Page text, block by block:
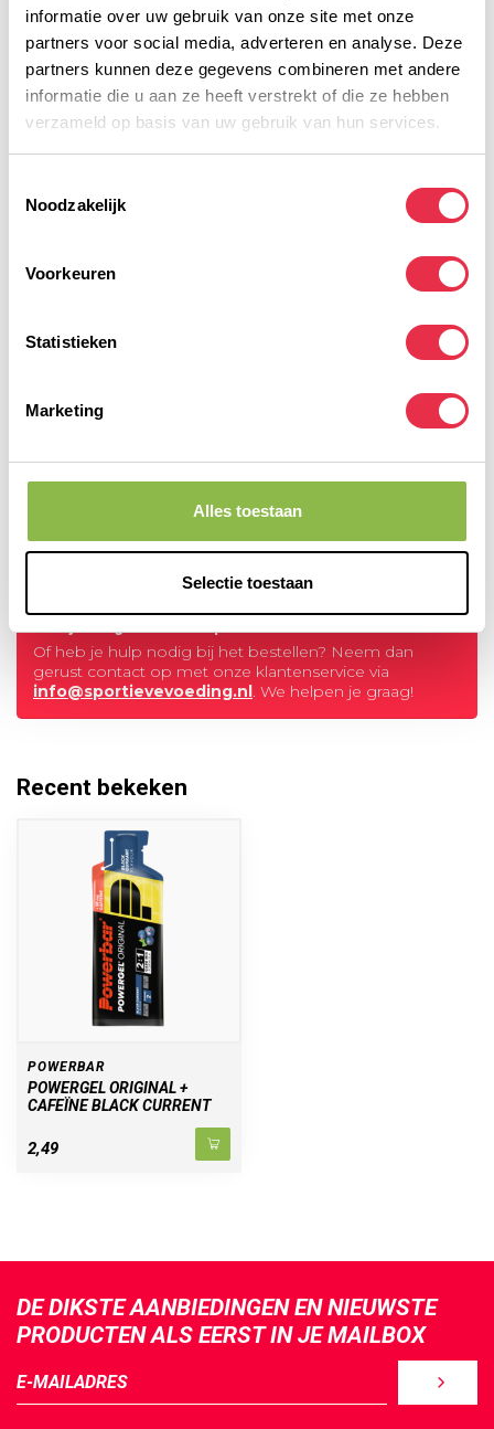
informatie over uw gebruik van onze site met onze
partners voor social media, adverteren en analyse. Deze
partners kunnen deze gegevens combineren met andere
informatie die u aan ze heeft verstrekt of die ze hebben
verzameld op basis van uw gebruik van hun services.
Noodzakelijk
Voorkeuren
Statistieken
Marketing
Alles toestaan
Selectie toestaan
Gerelateerde producten
Electrolyte Tabs Raspberry
Pomegranate
POWERBAR
Op voorraad
6,29
POWERBAR 6,29
Energize bar Cookies &
POWERBAR 1,79
Natural Energy Cereal Bar
Strawberry & Cranberry
Op voorraad
Of heb je hulp nodig bij het bestellen? Neem dan
gerust contact op met onze klantenservice via
info@sportievevoeding.nl. We helpen je graag!
Recent bekeken
POWERBAR
POWERGEL ORIGINAL +
CAFEÏNE BLACK CURRENT
2,49
DE DIKSTE AANBIEDINGEN EN NIEUWSTE
PRODUCTEN ALS EERST IN JE MAILBOX